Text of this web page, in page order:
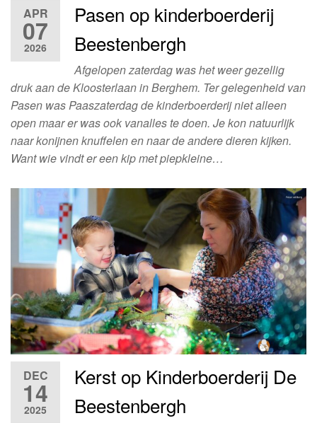
APR
07
2026
Pasen op kinderboerderij
Beestenbergh
Afgelopen zaterdag was het weer gezellig
druk aan de Kloosterlaan in Berghem. Ter gelegenheid van
Pasen was Paaszaterdag de kinderboerderij niet alleen
open maar er was ook vanalles te doen. Je kon natuurlijk
naar konijnen knuffelen en naar de andere dieren kijken.
Want wie vindt er een kip met piepkleine…
DEC
14
2025
Kerst op Kinderboerderij De
Beestenbergh